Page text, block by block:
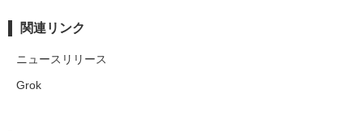
関連リンク
ニュースリリース
Grok